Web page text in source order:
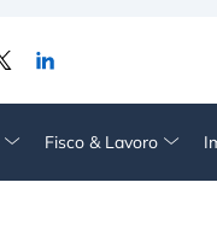
Fisco & Lavoro